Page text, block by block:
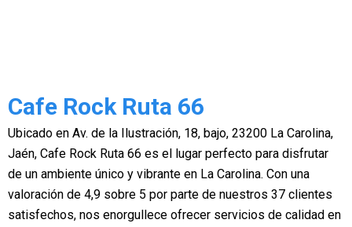
Cafe Rock Ruta 66
Ubicado en Av. de la Ilustración, 18, bajo, 23200 La Carolina,
Jaén, Cafe Rock Ruta 66 es el lugar perfecto para disfrutar
de un ambiente único y vibrante en La Carolina. Con una
valoración de 4,9 sobre 5 por parte de nuestros 37 clientes
satisfechos, nos enorgullece ofrecer servicios de calidad en